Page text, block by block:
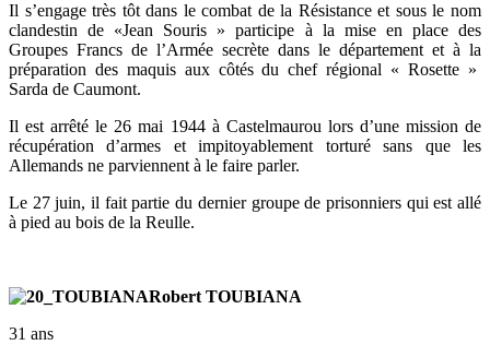
Il s’engage très tôt dans le combat de la Résistance et sous le nom
clandestin de «Jean Souris » participe à la mise en place des
Groupes Francs de l’Armée secrète dans le département et à la
préparation des maquis aux côtés du chef régional « Rosette »
Sarda de Caumont.
Il est arrêté le 26 mai 1944 à Castelmaurou lors d’une mission de
récupération d’armes et impitoyablement torturé sans que les
Allemands ne parviennent à le faire parler.
Le 27 juin, il fait partie du dernier groupe de prisonniers qui est allé
à pied au bois de la Reulle.
Robert TOUBIANA
31 ans